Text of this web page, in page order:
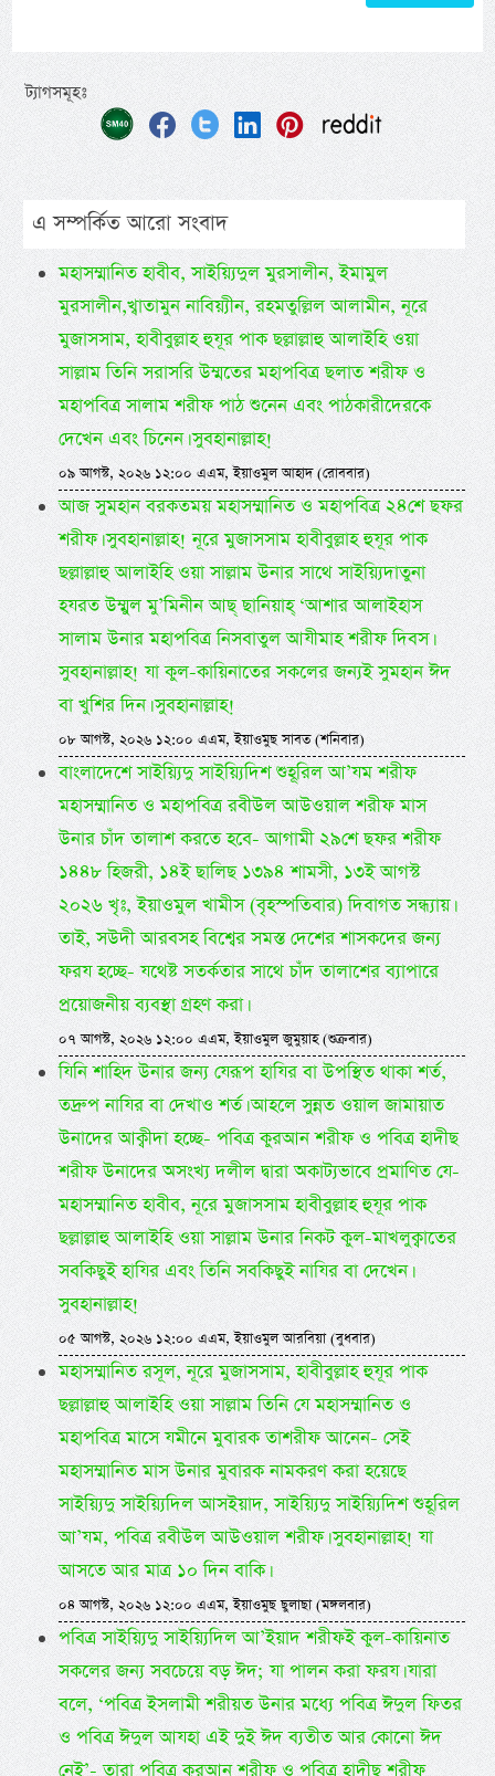
ট্যাগসমূহঃ
এ সম্পর্কিত আরো সংবাদ
মহাসম্মানিত হাবীব, সাইয়্যিদুল মুরসালীন, ইমামুল
মুরসালীন,খ্বাতামুন নাবিয়্যীন, রহমতুল্লিল আলামীন, নূরে
মুজাসসাম, হাবীবুল্লাহ হুযূর পাক ছল্লাল্লাহু আলাইহি ওয়া
সাল্লাম তিনি সরাসরি উম্মতের মহাপবিত্র ছলাত শরীফ ও
মহাপবিত্র সালাম শরীফ পাঠ শুনেন এবং পাঠকারীদেরকে
দেখেন এবং চিনেন। সুবহানাল্লাহ!
০৯ আগস্ট, ২০২৬ ১২:০০ এএম, ইয়াওমুল আহাদ (রোববার)
আজ সুমহান বরকতময় মহাসম্মানিত ও মহাপবিত্র ২৪শে ছফর
শরীফ। সুবহানাল্লাহ! নূরে মুজাসসাম হাবীবুল্লাহ হুযূর পাক
ছল্লাল্লাহু আলাইহি ওয়া সাল্লাম উনার সাথে সাইয়্যিদাতুনা
হযরত উম্মুল মু’মিনীন আছ্ ছানিয়াহ্ ‘আশার আলাইহাস
সালাম উনার মহাপবিত্র নিসবাতুল আযীমাহ শরীফ দিবস।
সুবহানাল্লাহ! যা কুল-কায়িনাতের সকলের জন্যই সুমহান ঈদ
বা খুশির দিন। সুবহানাল্লাহ!
০৮ আগস্ট, ২০২৬ ১২:০০ এএম, ইয়াওমুছ সাবত (শনিবার)
বাংলাদেশে সাইয়্যিদু সাইয়্যিদিশ শুহূরিল আ’যম শরীফ
মহাসম্মানিত ও মহাপবিত্র রবীউল আউওয়াল শরীফ মাস
উনার চাঁদ তালাশ করতে হবে- আগামী ২৯শে ছফর শরীফ
১৪৪৮ হিজরী, ১৪ই ছালিছ ১৩৯৪ শামসী, ১৩ই আগস্ট
২০২৬ খৃঃ, ইয়াওমুল খামীস (বৃহস্পতিবার) দিবাগত সন্ধ্যায়।
তাই, সউদী আরবসহ বিশ্বের সমস্ত দেশের শাসকদের জন্য
ফরয হচ্ছে- যথেষ্ট সতর্কতার সাথে চাঁদ তালাশের ব্যাপারে
প্রয়োজনীয় ব্যবস্থা গ্রহণ করা।
০৭ আগস্ট, ২০২৬ ১২:০০ এএম, ইয়াওমুল জুমুয়াহ (শুক্রবার)
যিনি শাহিদ উনার জন্য যেরূপ হাযির বা উপস্থিত থাকা শর্ত,
তদ্রুপ নাযির বা দেখাও শর্ত। আহলে সুন্নত ওয়াল জামায়াত
উনাদের আক্বীদা হচ্ছে- পবিত্র কুরআন শরীফ ও পবিত্র হাদীছ
শরীফ উনাদের অসংখ্য দলীল দ্বারা অকাট্যভাবে প্রমাণিত যে-
মহাসম্মানিত হাবীব, নূরে মুজাসসাম হাবীবুল্লাহ হুযূর পাক
ছল্লাল্লাহু আলাইহি ওয়া সাল্লাম উনার নিকট কুল-মাখলুক্বাতের
সবকিছুই হাযির এবং তিনি সবকিছুই নাযির বা দেখেন।
সুবহানাল্লাহ!
০৫ আগস্ট, ২০২৬ ১২:০০ এএম, ইয়াওমুল আরবিয়া (বুধবার)
মহাসম্মানিত রসূল, নূরে মুজাসসাম, হাবীবুল্লাহ হুযূর পাক
ছল্লাল্লাহু আলাইহি ওয়া সাল্লাম তিনি যে মহাসম্মানিত ও
মহাপবিত্র মাসে যমীনে মুবারক তাশরীফ আনেন- সেই
মহাসম্মানিত মাস উনার মুবারক নামকরণ করা হয়েছে
সাইয়্যিদু সাইয়্যিদিল আসইয়াদ, সাইয়্যিদু সাইয়্যিদিশ শুহূরিল
আ’যম, পবিত্র রবীউল আউওয়াল শরীফ। সুবহানাল্লাহ! যা
আসতে আর মাত্র ১০ দিন বাকি।
০৪ আগস্ট, ২০২৬ ১২:০০ এএম, ইয়াওমুছ ছুলাছা (মঙ্গলবার)
পবিত্র সাইয়্যিদু সাইয়্যিদিল আ’ইয়াদ শরীফই কুল-কায়িনাত
সকলের জন্য সবচেয়ে বড় ঈদ; যা পালন করা ফরয। যারা
বলে, ‘পবিত্র ইসলামী শরীয়ত উনার মধ্যে পবিত্র ঈদুল ফিতর
ও পবিত্র ঈদুল আযহা এই দুই ঈদ ব্যতীত আর কোনো ঈদ